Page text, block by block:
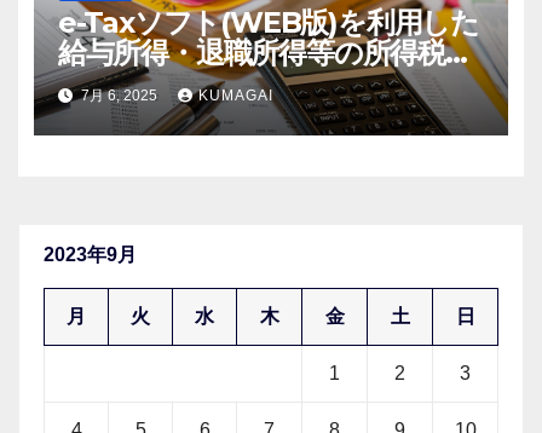
e-Taxソフト(WEB版)を利用した
給与所得・退職所得等の所得税徴
収高計算書の作成方法【令和7
年；2025年分】(創業4年目)
7月 6, 2025 KUMAGAI
2023年9月
月 火 水 木 金 土 日
1 2 3